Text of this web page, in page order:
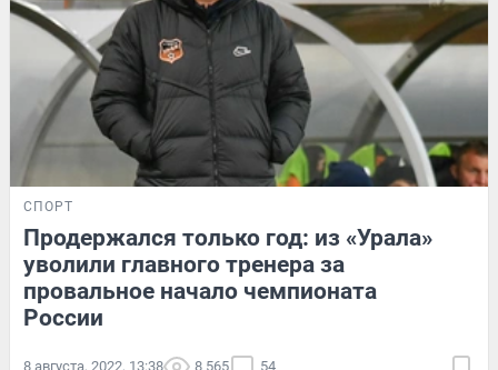
СПОРТ
Продержался только год: из «Урала»
уволили главного тренера за
провальное начало чемпионата
России
8 августа, 2022, 13:38 8 565 54